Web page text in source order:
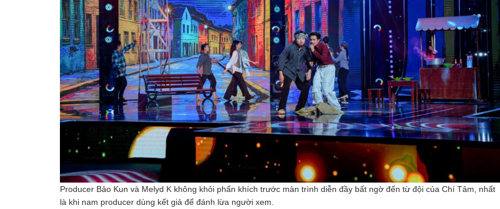
Producer Bảo Kun và Melyd K không khỏi phấn khích trước màn trình diễn đầy bất ngờ đến từ đội của Chí Tâm, nhất
là khi nam producer dùng kết giả để đánh lừa người xem.